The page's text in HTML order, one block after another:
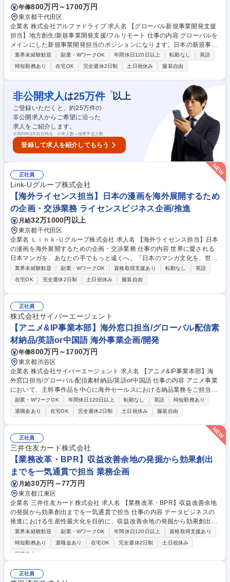
年俸800万円～1700万円
東京都千代田区
企業名 株式会社アルファドライブ 求人名 【グローバル新規事業開発支援
担当】地方創生/新規事業開発支援/フルリモート 仕事の内容 グローバルを
メインにした新規事業開発担当のポジションになります。日本の新規事業
やスタートアップのプロダクトを海外に輸出する、もしくは海外の新規事
業やスタートアップを日本に輸入する仕事になります。 【具体的には】◇
海外の取引先とのディールメイク、交渉 ◇新規海外取引先の調査開拓 ◇
プロダクトに関する国内・海外市場調査 ◇新規事業輸出メインの仕事 ◇
輸出入に関する規制やガイドラインの調査・対応 ◇国内・海外での販売体
制の構築・パートナー開拓 ◇ローカライズ開発体制の構築 募集職種 【グ
ローバル新規事業開発支援担当】地方創生/新規事業開発支援/フルリモー
ト
業界未経験歓迎 副業・WワークOK 年間休日120日以上 転勤なし
英語
時短勤務あり
在宅OK 完全週休2日制 土日祝休み 服装自由
非公開求人 は25万件 ※以上
ご登録いただくと、約25万件の
非公開求人からご希望に沿った
求人をご紹介します。
※2026年3月31日時点 ※求人数＝採用予定人数
登録して求人を紹介してもらう
正社員
Link‐Uグループ株式会社
【海外ライセンス担当】日本の漫画を海外展開するため
の企画・交渉業務 ライセンスビジネス企画/推進
月給32万1000円以上
東京都千代田区
企業名 Ｌｉｎｋ‐Ｕグループ株式会社 求人名 【海外ライセンス担当】日本
の漫画を海外展開するための企画・交渉業務 仕事の内容 世界に愛される
日本マンガを、あなたの手でもっと遠くへ。「日本のマンガ文化を、世界
中のファンへ最高の形で届けたい」私たちが求めているのは、そんな想い
をビジネスの力で形にできる仲間です！ 言葉の壁や文化の違いを超えて、
一歩ずつ信頼を築き、一つの作品を世界中のファンへとつないでいく。 あ
なたの丁寧な一通や粘り強い交渉が、日本マンガの未来を大きく変えてい
きます。 ■海外市場向けマンガIPのライセンス取得交渉・契約交渉■既存
パートナーとのリレーションマネジメント・継続取引拡大■海外市場ニー
ズに基づく作品選定・企画提案■契約条件（地域、言語、期間、独占/非独
占等）の調整 募集職種 【海外ライセンス担当】日本の漫画を海外展開す
るための企画・交渉業務
業界未経験歓迎 副業・WワークOK 資格取得支援あり 転勤なし
英語
在宅OK
完全週休2日制 土日祝休み 服装自由
正社員
株式会社サイバーエージェント
【アニメ&IP事業本部】海外窓口担当/グローバル配信素
材納品/英語or中国語 海外事業企画/開発
年俸800万円～1700万円
東京都渋谷区
企業名 株式会社サイバーエージェント 求人名 【アニメ&IP事業本部】海
外窓口担当/グローバル配信素材納品/英語or中国語 仕事の内容 アニメ事業
において、主幹事作品を中心に海外セールスにおける納品業務をご担当い
ただきます。特に、素材納品に関わるプロジェクト管理や推進を期待して
います。 【具体的な業務】 ■海外の配信プラットフォームへの配信素材の
納品業務 ・海外のライセンシーへの宣伝素材の監修と納品業務 ・製作委
員会の窓口業務 ・納品業務設計や業務効率化の推進 募集職種 【アニメ&I
P事業本部】海外窓口担当/グローバル配信素材納品/英語or中国語
副業・WワークOK 年間休日120日以上 転勤なし 英語
時短勤務あり
退職金あり
在宅OK 完全週休2日制 土日祝休み 服装自由
正社員
三井住友カード株式会社
【業務改革・BPR】収益改善余地の発掘から効果創出
までを一気通貫で担当 業務企画
月給30万円～77万円
東京都江東区
企業名 三井住友カード株式会社 求人名 【業務改革・BPR】収益改善余地
の発掘から効果創出までを一気通貫で担当 仕事の内容 データビジネスの
推進における生産性最大化を目的に、収益改善余地の発掘から効果創出ま
で一気通貫で抜本的な業務改革を推進します。 ■プロダクト別（Custell
a・Vクーポン等）の現行業務の整理・可視化 ■業務の理想像整理、現状と
の差分分析、改善施策の検討 ■理想像実現に向けたロードマップ作成およ
化・要件定義 ■社内外関係者との調整・合意形成およびプロジェクトの進
捗管理 募集職種 【業務改革・BPR】収益改善余地の発掘から効果創出ま
業界未経験歓迎 副業・WワークOK 年間休日120日以上
資格取得支援あり
時短勤務あり
退職金あり 在宅OK 完全週休2日制
土日祝休み
服装自由
正社員